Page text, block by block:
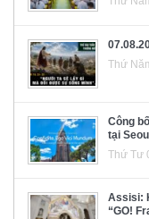
Thứ
Công
tại
Thứ Tư
Assisi:
“GO!